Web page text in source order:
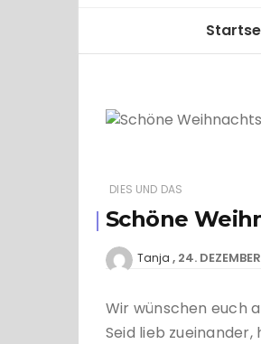
DIES UND DAS
Schöne
Tanja 24.
Wir wünschen euch
Seid lieb